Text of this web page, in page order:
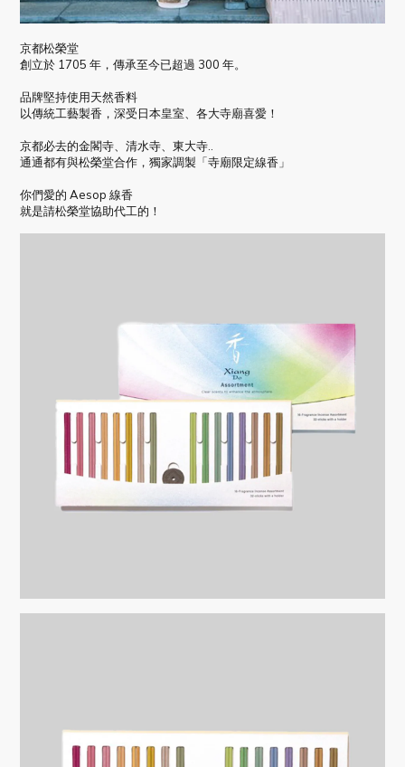
京都松榮堂
創立於 1705 年，傳承至今已超過 300 年。
品牌堅持使用天然香料
以傳統工藝製香，深受日本皇室、各大寺廟喜愛！
京都必去的金閣寺、清水寺、東大寺..
通通都有與松榮堂合作，獨家調製「寺廟限定線香」
你們愛的 Aesop 線香
就是請松榮堂協助代工的！